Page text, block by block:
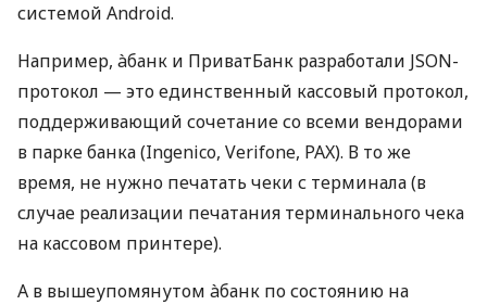
системой Android.
Например, àбанк и ПриватБанк разработали JSON-
протокол — это единственный кассовый протокол,
поддерживающий сочетание со всеми вендорами
в парке банка (Ingenico, Verifone, PAX). В то же
время, не нужно печатать чеки с терминала (в
случае реализации печатания терминального чека
на кассовом принтере).
А в вышеупомянутом àбанк по состоянию на